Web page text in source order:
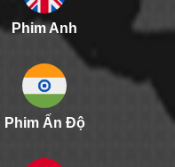
Phim Anh
Phim Ấn Độ